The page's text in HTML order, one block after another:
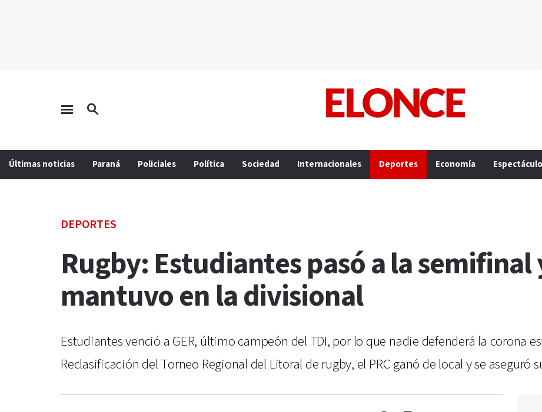
Últimas noticias Paraná Policiales Política Sociedad Internacionales Deportes Economía
DEPORTES
Rugby: Estudiantes pasó a la semifinal
mantuvo en la divisional
Estudiantes venció a GER, último campeón del TDI, por lo que nadie defenderá la corona
Reclasificación del Torneo Regional del Litoral de rugby, el PRC ganó de local y se aseguró